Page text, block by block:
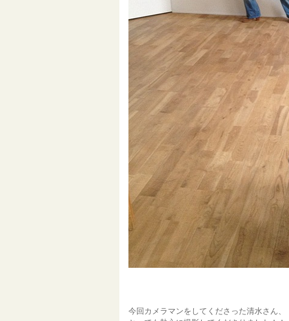
今回カメラマンをしてくださった清水さん、